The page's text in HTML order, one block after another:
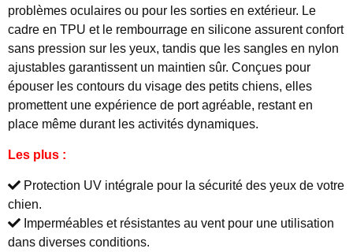
problèmes oculaires ou pour les sorties en extérieur. Le
cadre en TPU et le rembourrage en silicone assurent confort
sans pression sur les yeux, tandis que les sangles en nylon
ajustables garantissent un maintien sûr. Conçues pour
épouser les contours du visage des petits chiens, elles
promettent une expérience de port agréable, restant en
place même durant les activités dynamiques.
Les plus :
Protection UV intégrale pour la sécurité des yeux de votre
chien.
Imperméables et résistantes au vent pour une utilisation
dans diverses conditions.